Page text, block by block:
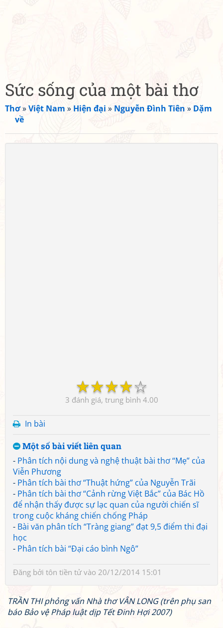
Sức sống của một bài thơ
Thơ»Việt Nam » Hiện đại » Nguyễn Đình Tiên » Dặm
về
☆
☆
☆
☆
☆
3 4.00
In bài
Một số bài viết liên quan
- Phân tích nội dung và nghệ thuật bài thơ “Mẹ” của
Viễn Phương
- Phân tích bài thơ “Thuật hứng” của Nguyễn Trãi
- Phân tích bài thơ “Cảnh rừng Việt Bắc” của Bác Hồ
để nhận thấy được sự lạc quan của người chiến sĩ
trong cuộc kháng chiến chống Pháp
- Bài văn phân tích “Tràng giang” đạt 9,5 điểm thi đại
học
- Phân tích bài “Đại cáo bình Ngô”
Đăng bởi tôn tiền tửvào 20/12/2014 15:01
TRẦN THI phỏng vấn Nhà thơ VÂN LONG (trên phụ san
báo Bảo vệ Pháp luậtdịp Tết Đinh Hợi 2007)